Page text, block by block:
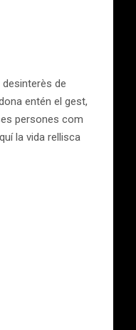
de
entén el gest,
persones com
la vida rellisca